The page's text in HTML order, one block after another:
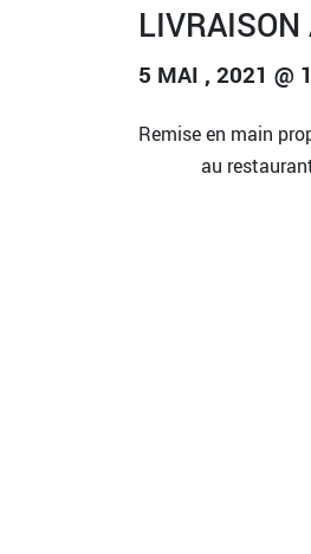
LIVRAISON
5 MAI , 2021 @
Remise en main
au